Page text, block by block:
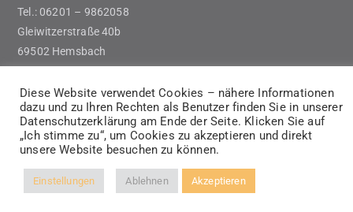
Tel.: 06201 – 9862058
Gleiwitzerstraße 40b
69502 Hemsbach
Diese Website verwendet Cookies – nähere Informationen
dazu und zu Ihren Rechten als Benutzer finden Sie in unserer
Datenschutzerklärung am Ende der Seite. Klicken Sie auf
„Ich stimme zu“, um Cookies zu akzeptieren und direkt
unsere Website besuchen zu können.
Einstellungen Ablehnen Akzeptieren